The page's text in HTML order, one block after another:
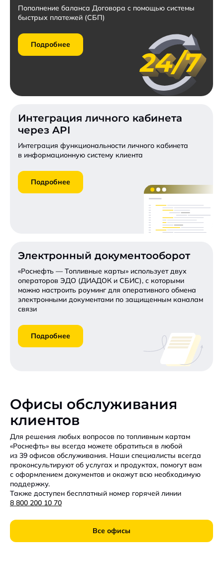
Пополнение баланса Договора с помощью системы
быстрых платежей (СБП)
Подробнее
Интеграция личного кабинета
через API
Интеграция функциональности личного кабинета
в информационную систему клиента
Подробнее
Электронный документооборот
«Роснефть — Топливные карты» использует двух
операторов ЭДО (ДИАДОК и СБИС), с которыми
можно настроить роуминг для оперативного обмена
электронными документами по защищенным каналам
связи
Подробнее
Офисы обслуживания
клиентов
Для решения любых вопросов по топливным картам
«Роснефть» вы всегда можете обратиться в любой
из 39 офисов обслуживания. Наши специалисты всегда
проконсультируют об услугах и продуктах, помогут вам
с оформлением документов и окажут всю необходимую
поддержку.
Также доступен бесплатный номер горячей линии
8 800 200 10 70
Все офисы